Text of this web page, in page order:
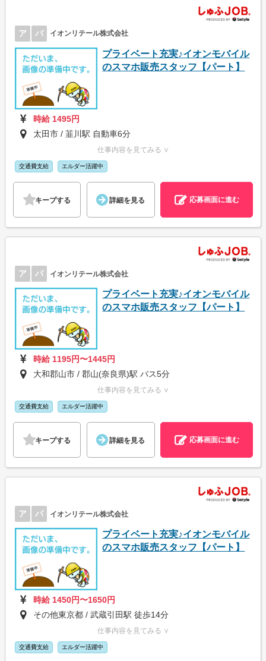
ア パ イオンリテール株式会社
プライベート充実♪イオンモバイル
のスマホ販売スタッフ【パート】
時給 1495円
太田市 / 韮川駅 自動車6分
仕事内容を見てみる ∨
交通費支給 エルダー活躍中
キープする 詳細を見る 応募画面に進む
ア パ イオンリテール株式会社
プライベート充実♪イオンモバイル
のスマホ販売スタッフ【パート】
時給 1195円〜1445円
大和郡山市 / 郡山(奈良県)駅 バス5分
仕事内容を見てみる ∨
交通費支給 エルダー活躍中
キープする 詳細を見る 応募画面に進む
ア パ イオンリテール株式会社
プライベート充実♪イオンモバイル
のスマホ販売スタッフ【パート】
時給 1450円〜1650円
その他東京都 / 武蔵引田駅 徒歩14分
仕事内容を見てみる ∨
交通費支給 エルダー活躍中